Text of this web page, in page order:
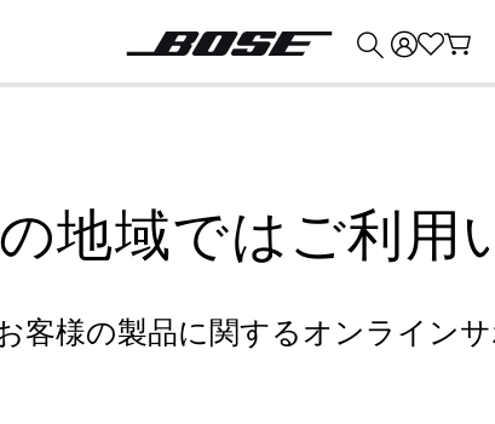
地域ではご利用
客様の製品に関するオンラインサ